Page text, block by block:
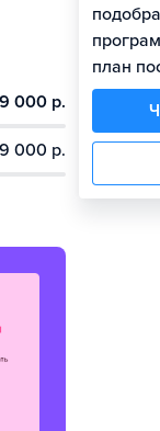
000 р.
000 р.
план